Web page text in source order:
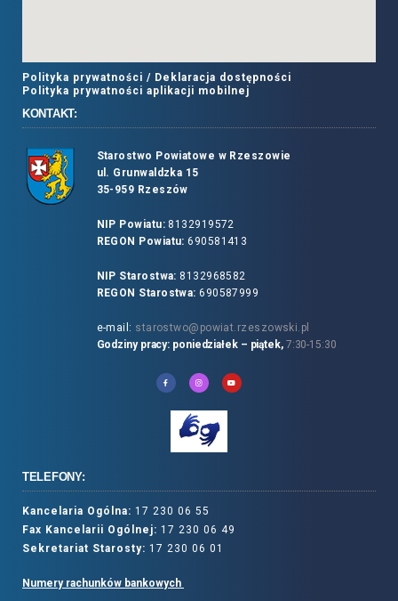
Polityka prywatności / Deklaracja dostępności
Polityka prywatności aplikacji mobilnej
KONTAKT:
Starostwo Powiatowe w Rzeszowie
ul. Grunwaldzka 15
35-959 Rzeszów
NIP Powiatu:8132919572
REGON Powiatu: 690581413
NIP Starostwa: 8132968582
REGON Starostwa: 690587999
e-mail: starostwo@powiat.rzeszowski.pl
Godziny pracy: poniedziałek – piątek, 7:30-15:30
TELEFONY:
Kancelaria Ogólna: 17 230 06 55
Fax Kancelarii Ogólnej: 17 230 06 49
Sekretariat Starosty: 17 230 06 01
Numery rachunków bankowych